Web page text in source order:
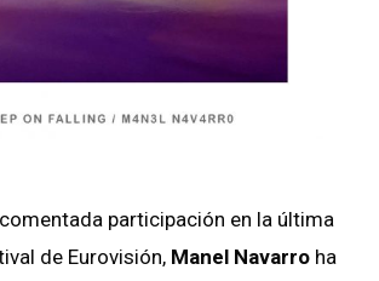
participación en la última
de Eurovisión, Manel Navarro ha